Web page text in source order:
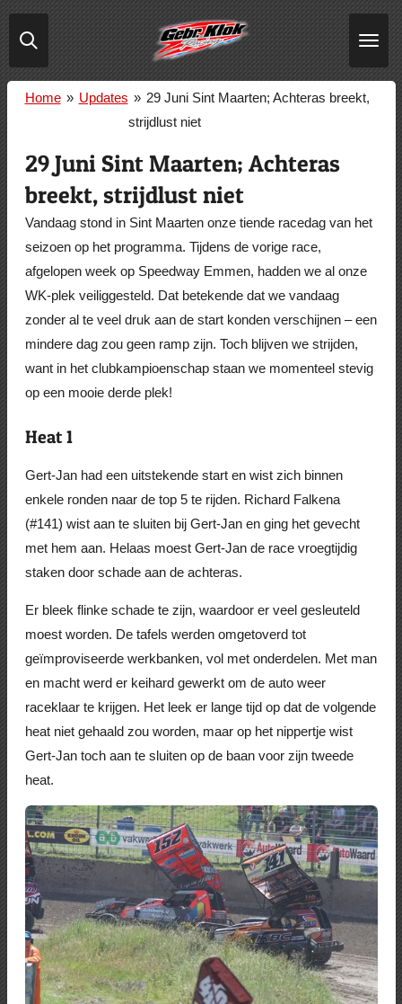
direct
naar
Home » Updates » 29 Juni Sint Maarten; Achteras breekt,
strijdlust niet
29 Juni Sint Maarten; Achteras
breekt, strijdlust niet
Vandaag stond in Sint Maarten onze tiende racedag van het
seizoen op het programma. Tijdens de vorige race,
afgelopen week op Speedway Emmen, hadden we al onze
WK-plek veiliggesteld. Dat betekende dat we vandaag
zonder al te veel druk aan de start konden verschijnen – een
mindere dag zou geen ramp zijn. Toch blijven we strijden,
want in het clubkampioenschap staan we momenteel stevig
op een mooie derde plek!
Heat 1
Gert-Jan had een uitstekende start en wist zich binnen
enkele ronden naar de top 5 te rijden. Richard Falkena
(#141) wist aan te sluiten bij Gert-Jan en ging het gevecht
met hem aan. Helaas moest Gert-Jan de race vroegtijdig
staken door schade aan de achteras.
Er bleek flinke schade te zijn, waardoor er veel gesleuteld
moest worden. De tafels werden omgetoverd tot
geïmproviseerde werkbanken, vol met onderdelen. Met man
en macht werd er keihard gewerkt om de auto weer
raceklaar te krijgen. Het leek er lange tijd op dat de volgende
heat niet gehaald zou worden, maar op het nippertje wist
Gert-Jan toch aan te sluiten op de baan voor zijn tweede
heat.